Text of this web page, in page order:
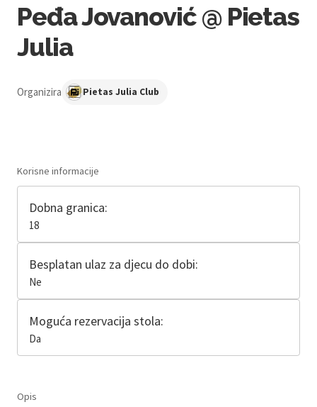
Peđa Jovanović @ Pietas
Julia
Organizira Pietas Julia Club
Korisne informacije
Dobna granica:
18
Besplatan ulaz za djecu do dobi:
Ne
Moguća rezervacija stola:
Da
Opis